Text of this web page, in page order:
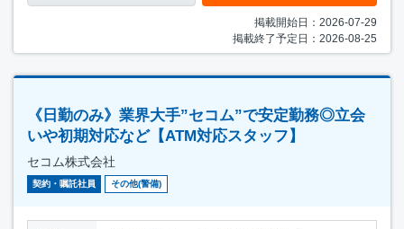
掲載開始日：2026-07-29
掲載終了予定日：2026-08-25
《日勤のみ》業界大手”セコム”で安定勤務◎立会
いや初期対応など【ATM対応スタッフ】
セコム株式会社
契約・嘱託社員 その他(警備)